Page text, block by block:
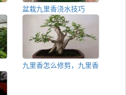
盆栽九里香浇水技巧
九里香怎么修剪，九里香